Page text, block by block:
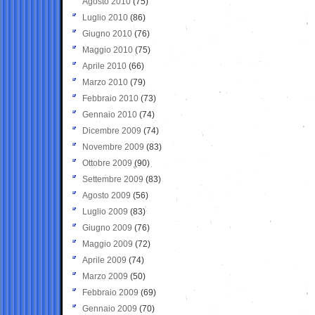
Luglio 2010 (86)
Giugno 2010 (76)
Maggio 2010 (75)
Aprile 2010 (66)
Marzo 2010 (79)
Febbraio 2010 (73)
Gennaio 2010 (74)
Dicembre 2009 (74)
Novembre 2009 (83)
Ottobre 2009 (90)
Settembre 2009 (83)
Agosto 2009 (56)
Luglio 2009 (83)
Giugno 2009 (76)
Maggio 2009 (72)
Aprile 2009 (74)
Marzo 2009 (50)
Febbraio 2009 (69)
Gennaio 2009 (70)